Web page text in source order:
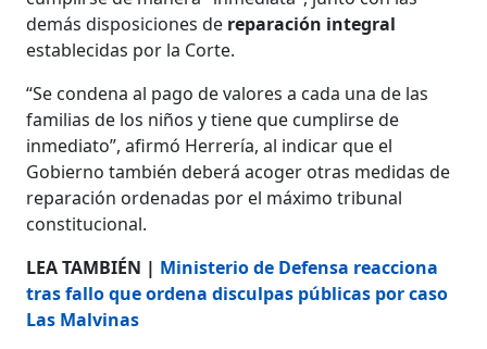
demás disposiciones de reparación integral
establecidas por la Corte.
“Se condena al pago de valores a cada una de las
familias de los niños y tiene que cumplirse de
inmediato”, afirmó Herrería, al indicar que el
Gobierno también deberá acoger otras medidas de
reparación ordenadas por el máximo tribunal
constitucional.
LEA TAMBIÉN | Ministerio de Defensa reacciona
tras fallo que ordena disculpas públicas por caso
Las Malvinas